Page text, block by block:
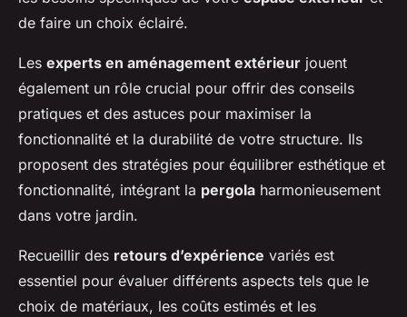
de faire un choix éclairé.
Les experts en aménagement extérieur jouent
également un rôle crucial pour offrir des conseils
pratiques et des astuces pour maximiser la
fonctionnalité et la durabilité de votre structure. Ils
proposent des stratégies pour équilibrer esthétique et
fonctionnalité, intégrant la pergola harmonieusement
dans votre jardin.
Recueillir des retours d’expérience variés est
essentiel pour évaluer différents aspects tels que le
choix de matériaux, les coûts estimés et les